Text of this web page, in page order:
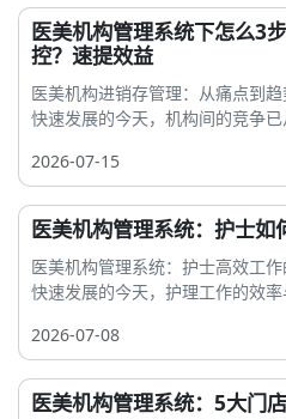
医美机构管理系统下怎么3
控？速提效益
医美机构进销存管理：从痛点到
快速发展的今天，机构间的竞争
2026-07-15
医美机构管理系统：护士如
医美机构管理系统：护士高效工
快速发展的今天，护理工作的效
2026-07-08
医美机构管理系统：5大门